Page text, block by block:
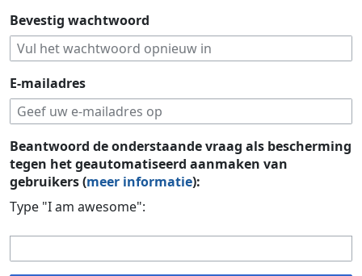
Bevestig wachtwoord
E-mailadres
Beantwoord de onderstaande vraag als bescherming
tegen het geautomatiseerd aanmaken van
gebruikers (meer informatie):
Type "I am awesome":